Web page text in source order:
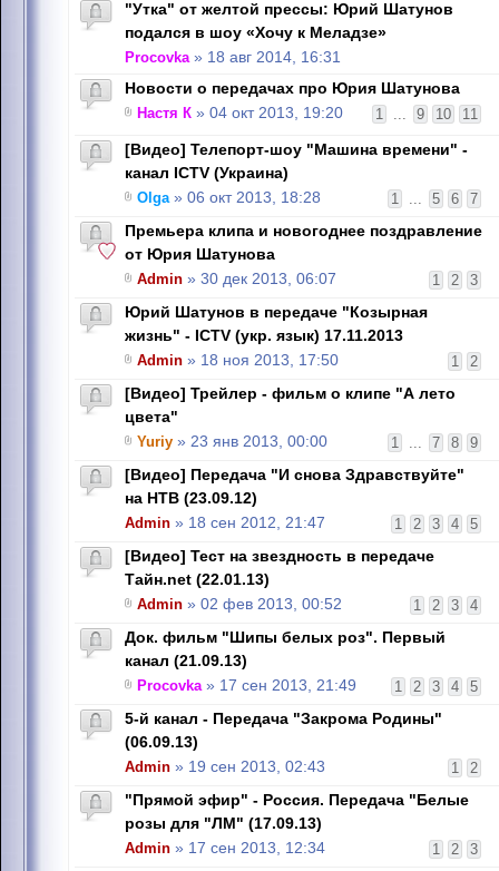
"Утка" от желтой прессы: Юрий Шатунов
подался в шоу «Хочу к Меладзе»
Procovka» 18 авг 2014, 16:31
Новости о передачах про Юрия Шатунова
1 ... 9 10 11
Настя К » 04 окт 2013, 19:20
[Видео] Телепорт-шоу "Машина времени" -
канал ICTV (Украина)
1 ... 5 6 7
Olga» 06 окт 2013, 18:28
Премьера клипа и новогоднее поздравление
от Юрия Шатунова
1 2 3
Admin » 30 дек 2013, 06:07
Юрий Шатунов в передаче "Козырная
жизнь" - ICTV (укр. язык) 17.11.2013
1 2
Admin » 18 ноя 2013, 17:50
[Видео] Трейлер - фильм о клипе "А лето
цвета"
1 ... 7 8 9
Yuriy » 23 янв 2013, 00:00
[Видео] Передача "И снова Здравствуйте"
на НТВ (23.09.12)
1 2 3 4 5
Admin » 18 сен 2012, 21:47
[Видео] Тест на звездность в передаче
Тайн.net (22.01.13)
1 2 3 4
Admin » 02 фев 2013, 00:52
Док. фильм "Шипы белых роз". Первый
канал (21.09.13)
1 2 3 4 5
Procovka» 17 сен 2013, 21:49
5-й канал - Передача "Закрома Родины"
(06.09.13)
1 2
Admin » 19 сен 2013, 02:43
"Прямой эфир" - Россия. Передача "Белые
розы для "ЛМ" (17.09.13)
1 2 3
Admin » 17 сен 2013, 12:34